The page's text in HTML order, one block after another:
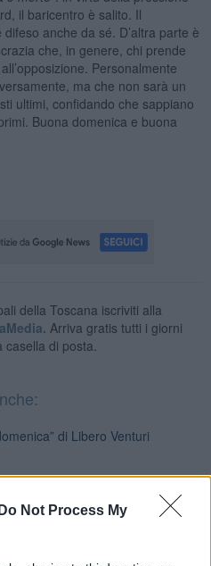
Do Not Process My
il baricentro è salito. Il
anche da sé. D’altra parte è
che, in genere, chi prende
Personalmente
ma che non sarà un
ultimi, confidando che sappiano
Buona domenica e buona
della Toscana iscriviti alla
Arriva gratis tutti i giorni
di posta.
di Libero Venturi